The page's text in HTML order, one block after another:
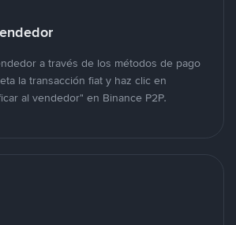
a través de los métodos de pago
la transacción fiat y haz clic en
al vendedor" en Binance P2P.